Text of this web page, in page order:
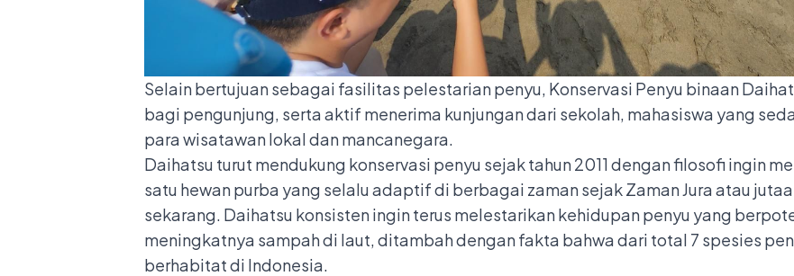
Selain bertujuan sebagai fasilitas pelestarian penyu, Konservasi Penyu binaan
bagi pengunjung, serta aktif menerima kunjungan dari sekolah, mahasiswa yang
para wisatawan lokal dan mancanegara.
Daihatsu turut mendukung konservasi penyu sejak tahun 2011 dengan filosofi ingin
satu hewan purba yang selalu adaptif di berbagai zaman sejak Zaman Jura atau
sekarang. Daihatsu konsisten ingin terus melestarikan kehidupan penyu yang
meningkatnya sampah di laut, ditambah dengan fakta bahwa dari total 7 spesies
berhabitat di Indonesia.